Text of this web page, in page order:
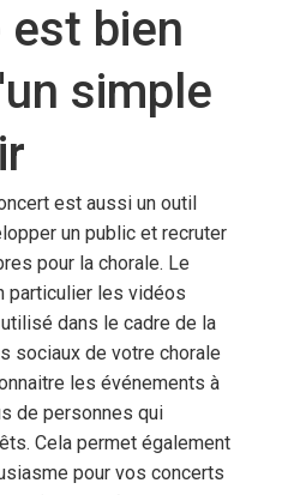
bien
simple
est aussi un outil
un public et recruter
pour la chorale. Le
particulier les vidéos
dans le cadre de la
sociaux de votre chorale
les événements à
de personnes qui
Cela permet également
pour vos concerts